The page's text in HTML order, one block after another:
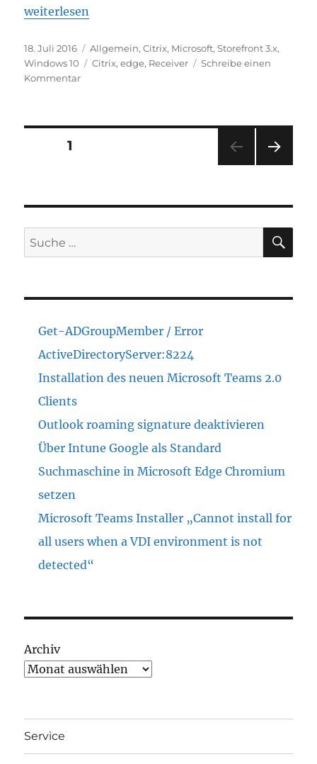
„Citrix & Edge“
weiterlesen
Veröffentlicht
am
18. Juli 2016 Kategorien
Allgemein,Citrix, Microsoft,Storefront 3.x,
Windows 10
Schlagwörter
Citrix,edge, Receiver
Schreibe einen
Kommentarzu
Beitragsnavigation
SEITE1
E
Suche
nach:
Get-ADGroupMember / Error
ActiveDirectoryServer:8224
Installation des neuen Microsoft Teams 2.0
Clients
Outlook roaming signature deaktivieren
Über Intune Google als Standard
Suchmaschine in Microsoft Edge Chromium
setzen
Microsoft Teams Installer „Cannot install for
all users when a VDI environment is not
detected“
Archiv
Service